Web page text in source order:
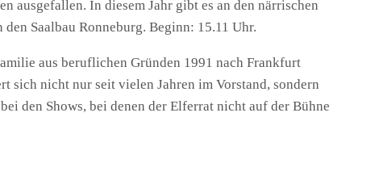
ausgefallen. In diesem Jahr gibt es an den närrischen
Saalbau Ronneburg. Beginn: 15.11 Uhr.
aus beruflichen Gründen 1991 nach Frankfurt
sich nicht nur seit vielen Jahren im Vorstand, sondern
den Shows, bei denen der Elferrat nicht auf der Bühne